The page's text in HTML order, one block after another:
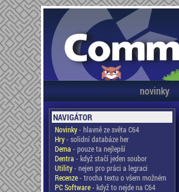
novinky
NAVIGÁTOR
Novinky- hlavně ze světa C64
Hry- solidní databáze her
Dema - pouze ta nejlepší
Dentra - když stačí jeden soubor
Utility- nejen pro práci a legraci
Recenze- trocha textu o všem možném
PC Software- když to nejde na C64